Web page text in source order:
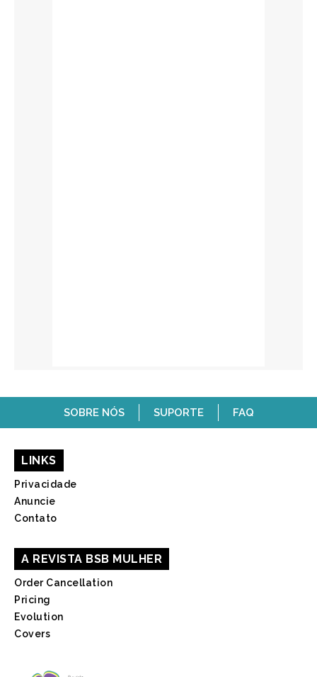
SOBRE NÓS SUPORTE FAQ
LINKS
Privacidade
Anuncie
Contato
A REVISTA BSB MULHER
Order Cancellation
Pricing
Evolution
Covers